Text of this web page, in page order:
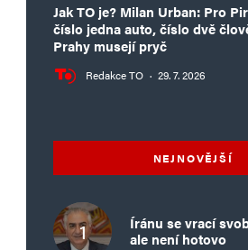
Jak TO je? Milan Urban: Pro
číslo jedna auto, číslo dvě
Prahy musejí pryč
Redakce TO · 29. 7. 2026
NEJNOVĚJŠÍ
Íránu se vrací
ale není hotovo